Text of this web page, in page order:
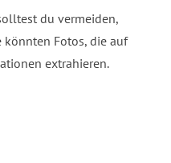
du vermeiden,
könnten Fotos, die auf
extrahieren.